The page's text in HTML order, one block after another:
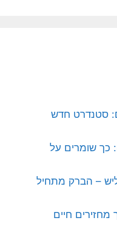
סטנדרט חדש
כך שומרים על
– הברק מתחיל
מחזירים חיים